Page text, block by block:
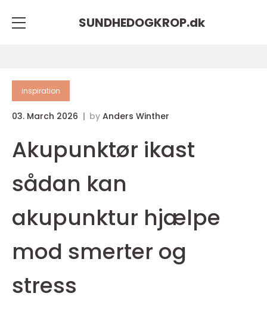
SUNDHEDOGKROP.dk
inspiration
03. March 2026 by Anders Winther
Akupunktør ikast
sådan kan
akupunktur hjælpe
mod smerter og
stress